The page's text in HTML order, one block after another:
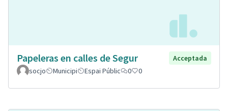
Papeleras en calles de Segur
Acceptada
socjo
Municipi Espai Públic 0 0